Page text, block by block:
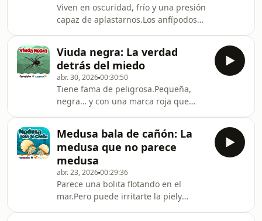
cumplen un papel muy importante en
la vida y los ecosistemas.⚛️ Únete a
"⁠⁠⁠⁠⁠⁠⁠⁠⁠⁠⁠⁠⁠⁠⁠⁠⁠⁠⁠⁠⁠⁠⁠⁠El Club de los Curiosos⁠⁠⁠⁠⁠⁠⁠⁠⁠⁠⁠⁠⁠⁠⁠⁠⁠⁠⁠⁠⁠⁠⁠⁠"📱 Envía las
preguntas d
Viven en oscuridad, frío y una presión
capaz de aplastarnos.Los anfípodos
ayudan a sostener el océano
profundo.En este episodio bajamos al
Cañón Submarino Mar del Plata para
descubrir cómo sobreviven en uno de
los lugares más extremos del
planeta. ⚛️ Únete a &quot;⁠⁠⁠⁠⁠⁠⁠⁠⁠⁠⁠⁠⁠⁠⁠⁠⁠⁠⁠⁠⁠⁠⁠⁠El Club de
los Curiosos⁠⁠⁠⁠⁠⁠⁠⁠⁠⁠⁠⁠⁠⁠
Viuda negra: La verdad
detrás del miedo
abr. 30, 202600:30:50
Tiene fama de peligrosa.Pequeña,
negra… y con una marca roja que
episodio descubrimos cómo usa su
red, su veneno y sus señales para
sobrevivir… y por qué su historia es
muy distinta a lo que imaginamos.⚛️
Únete a &quot;⁠⁠⁠⁠⁠⁠⁠⁠⁠⁠⁠⁠⁠⁠⁠⁠⁠⁠⁠⁠⁠⁠⁠El Club de los
Curiosos⁠⁠⁠⁠⁠⁠⁠⁠⁠⁠⁠⁠⁠⁠⁠⁠⁠⁠⁠⁠⁠⁠⁠&quot;📱 Envía las preguntas
de tus peques:
Medusa bala de cañón: La
medusa que no parece
medusa
abr. 23, 202600:29:36
Parece una bolita flotando en el
mar.Pero puede irritarte la piely